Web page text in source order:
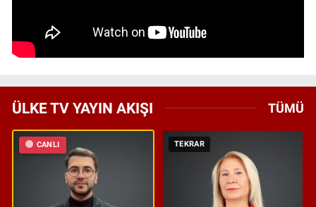
ÜLKE TV YAYIN AKIŞI TÜMÜ
CANLI TEKRAR